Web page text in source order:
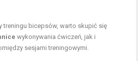
treningu bicepsów, warto skupić się
wykonywania ćwiczeń, jak i
sesjami treningowymi.